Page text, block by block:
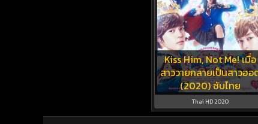
Kiss Him, Not Me! เมื่อ
สาววายกลายเป็นสาวฮอ
(2020) ซับไทย
Thai HD 2020